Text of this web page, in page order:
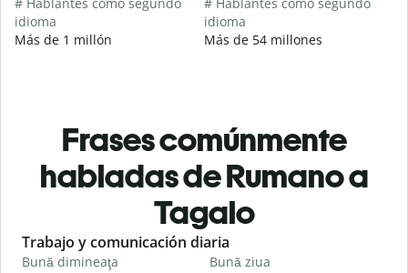
idioma
Más de 1 millón
idioma
Más de 54 millones
Frases comúnmente
habladas de Rumano a
Tagalo
Slide 1 of 6
Trabajo y comunicación diaria
Bună dimineaţa
Bună ziua